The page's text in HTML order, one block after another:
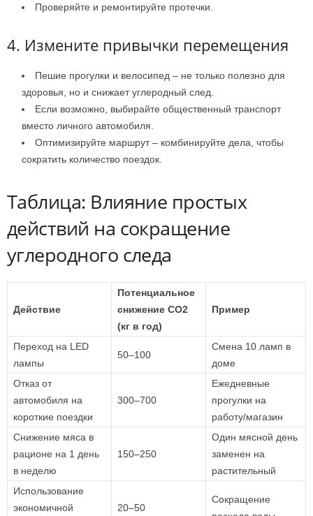
Проверяйте и ремонтируйте протечки.
4. Измените привычки перемещения
Пешие прогулки и велосипед – не только полезно для
здоровья, но и снижает углеродный след.
Если возможно, выбирайте общественный транспорт
вместо личного автомобиля.
Оптимизируйте маршрут – комбинируйте дела, чтобы
сократить количество поездок.
Таблица: Влияние простых
действий на сокращение
углеродного следа
Действие
Потенциальное
снижение CO2
(кг в год)
Пример
Переход на LED
лампы
50–100
Смена 10 ламп в
доме
Отказ от
автомобиля на
короткие поездки
300–700
Ежедневные
прогулки на
работу/магазин
Снижение мяса в
рационе на 1 день
в неделю
150–250
Один мясной день
заменен на
растительный
Использование
экономичной
20–50
Сокращение